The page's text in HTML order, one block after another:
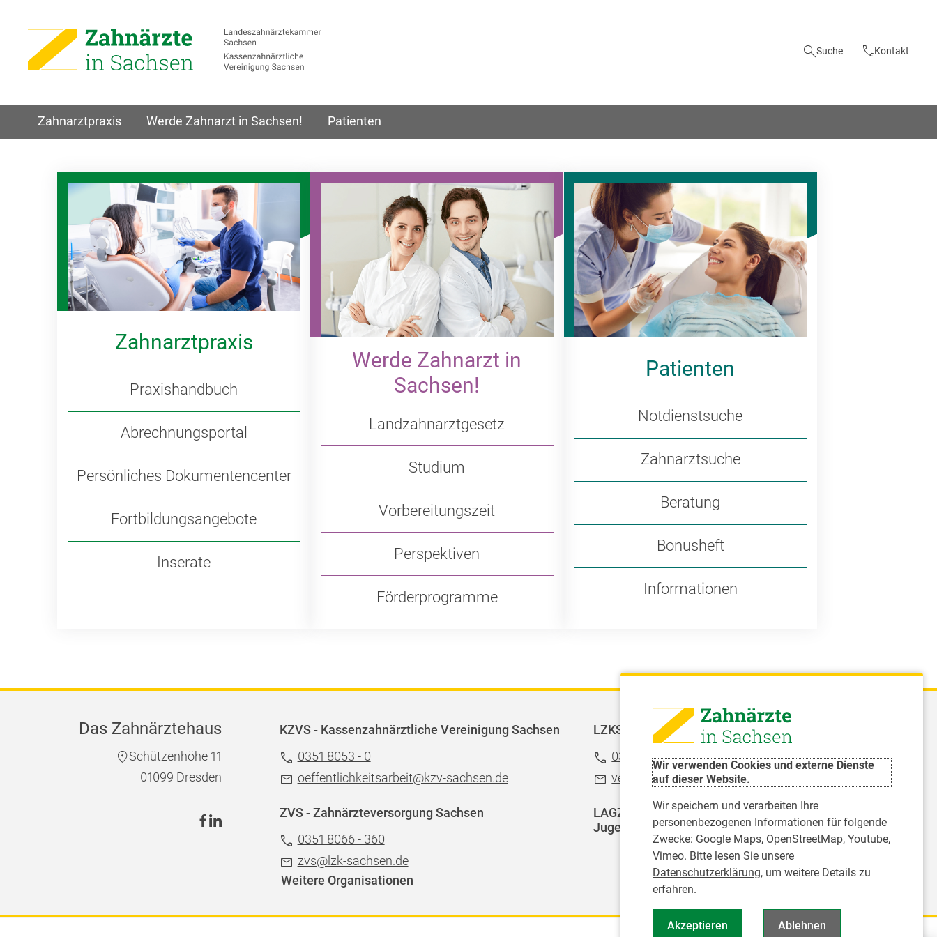
Wir verwenden Cookies und externe Dienste
auf dieser Website.
Wir speichern und verarbeiten Ihre
personenbezogenen Informationen für folgende
Zwecke: Google Maps, OpenStreetMap, Youtube,
Vimeo. Bitte lesen Sie unsere
Datenschutzerklärung, um weitere Details zu
erfahren.
Akzeptieren Ablehnen
Suche Kontakt
Zahnarztpraxis Werde Zahnarzt in Sachsen! Patienten
Zahnarztpraxis
Praxishandbuch
Abrechnungsportal
Persönliches Dokumentencenter
Fortbildungsangebote
Inserate
Werde Zahnarzt in
Sachsen!
Landzahnarztgesetz
Studium
Vorbereitungszeit
Perspektiven
Förderprogramme
Patienten
Notdienstsuche
Zahnarztsuche
Beratung
Bonusheft
Informationen
Das Zahnärztehaus
Schützenhöhe 11
01099 Dresden
KZVS - Kassenzahnärztliche Vereinigung Sachsen
0351 8053 - 0
oeffentlichkeitsarbeit@kzv-sachsen.de
LZKS - Landeszahnärztekammer Sachsen
0351 8066 - 0
verwaltung@Izk-sachsen.de
ZVS - Zahnärzteversorgung Sachsen
0351 8066 - 360
zvs@lzk-sachsen.de
LAGZ - Landesarbeitsgemeinschaft für
Jugendzahnpflege des Freistaates Sachsen e.V.
Weitere Organisationen